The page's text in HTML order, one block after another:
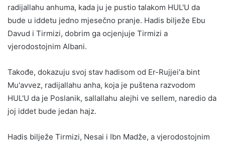
radijallahu anhuma, kada ju je pustio talakom HUL'U da
bude u iddetu jedno mjesečno pranje. Hadis bilježe Ebu
Davud i Tirmizi, dobrim ga ocjenjuje Tirmizi a
vjerodostojnim Albani.
Takođe, dokazuju svoj stav hadisom od Er-Rujjei'a bint
Mu'avvez, radijallahu anha, koja je puštena razvodom
HUL'U da je Poslanik, sallallahu alejhi ve sellem, naredio da
joj iddet bude jedan hajz.
Hadis bilježe Tirmizi, Nesai i Ibn Madže, a vjerodostojnim